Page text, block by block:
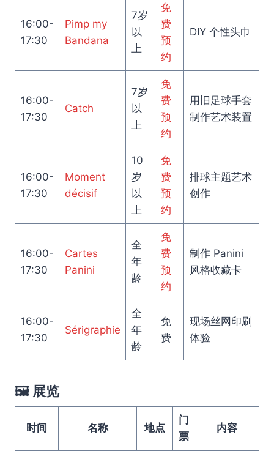
16:00-
17:30
Pimp my
Bandana
7岁
以
上
免
费
预
约
DIY 个性头巾
16:00-
17:30
Catch
7岁
以
上
免
费
预
约
用旧足球手套
制作艺术装置
16:00-
17:30
Moment
décisif
10
岁
以
上
免
费
预
约
排球主题艺术
创作
16:00-
17:30
Cartes
Panini
全
年
龄
免
费
预
约
制作 Panini
风格收藏卡
16:00-
17:30
Sérigraphie
全
年
龄
免
费
现场丝网印刷
体验
🖼️ 展览
时间 名称 地点
门
票
内容